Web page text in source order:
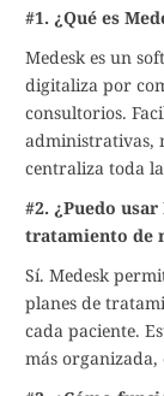
#1. ¿Qué es
Medesk es un
digitaliza por
consultorios.
administrativas,
centraliza toda
#2. ¿Puedo
tratamiento de
Sí. Medesk
planes de
cada paciente.
más